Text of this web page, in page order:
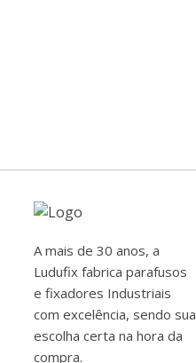
A mais de 30 anos, a
Ludufix fabrica parafusos
e fixadores Industriais
com excelência, sendo sua
escolha certa na hora da
compra.